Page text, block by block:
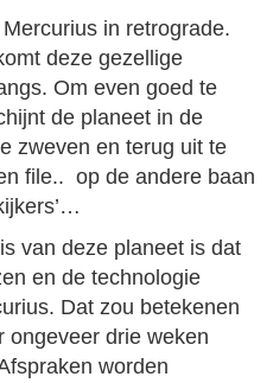
in retrograde.
deze gezellige
Om even goed te
de planeet in de
zweven en terug uit te
file.. op de andere baan
van deze planeet is dat
en de technologie
Dat zou betekenen
ongeveer drie weken
worden